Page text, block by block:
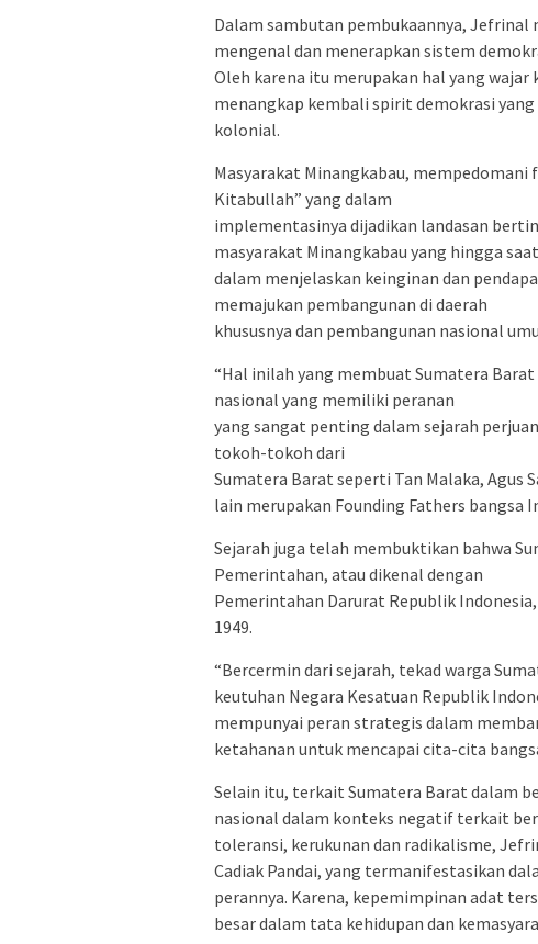
Dalam sambutan pembukaannya,
mengenal dan menerapkan sistem
Oleh karena itu merupakan hal yang
menangkap kembali spirit demokrasi
kolonial.
Masyarakat Minangkabau, mempedomani
Kitabullah” yang dalam
implementasinya dijadikan landasan
masyarakat Minangkabau yang hingga
dalam menjelaskan keinginan dan
memajukan pembangunan di daerah
khususnya dan pembangunan nasional
“Hal inilah yang membuat Sumatera
nasional yang memiliki peranan
yang sangat penting dalam sejarah
tokoh-tokoh dari
Sumatera Barat seperti Tan Malaka, Agus
lain merupakan Founding Fathers bangsa
Sejarah juga telah membuktikan bahwa
Pemerintahan, atau dikenal dengan
Pemerintahan Darurat Republik
1949.
“Bercermin dari sejarah, tekad warga
keutuhan Negara Kesatuan Republik
mempunyai peran strategis dalam
ketahanan untuk mencapai cita-cita
Selain itu, terkait Sumatera Barat dalam
nasional dalam konteks negatif terkait
toleransi, kerukunan dan radikalisme,
Cadiak Pandai, yang termanifestasikan
perannya. Karena, kepemimpinan adat
besar dalam tata kehidupan dan